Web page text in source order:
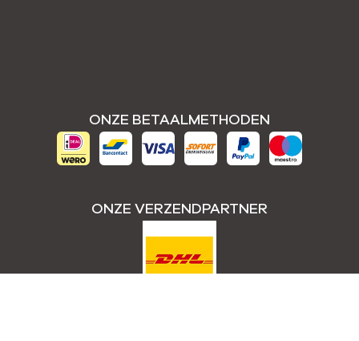
ONZE BETAALMETHODEN
ONZE VERZENDPARTNER